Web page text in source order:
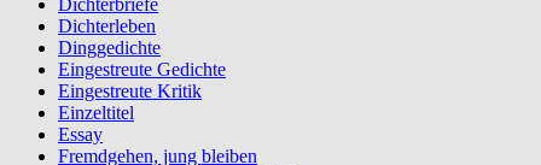
Dichterleben
Dinggedichte
Eingestreute Gedichte
Eingestreute Kritik
Einzeltitel
Essay
Fremdgehen, jung bleiben